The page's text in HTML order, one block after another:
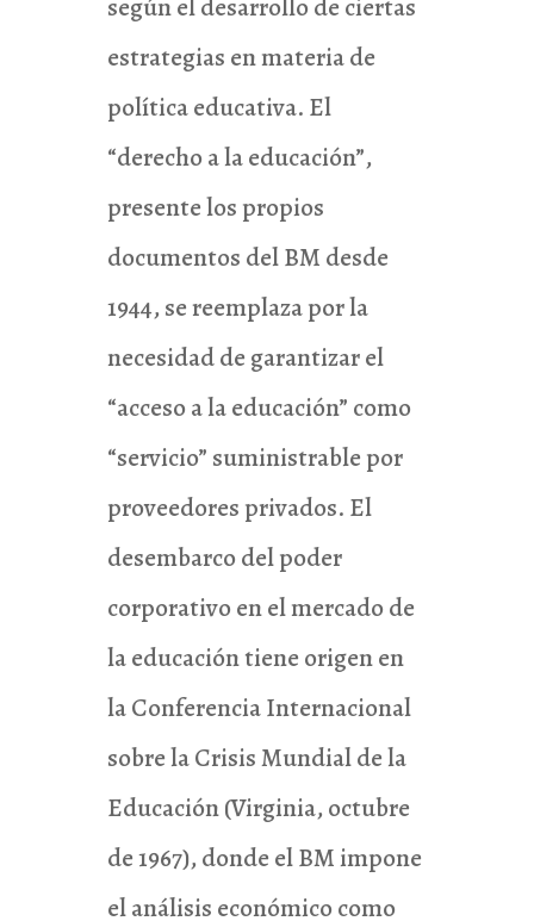
según el desarrollo de ciertas
estrategias en materia de
política educativa. El
“derecho a la educación”,
presente los propios
documentos del BM desde
1944, se reemplaza por la
necesidad de garantizar el
“acceso a la educación” como
“servicio” suministrable por
proveedores privados. El
desembarco del poder
corporativo en el mercado de
la educación tiene origen en
la Conferencia Internacional
sobre la Crisis Mundial de la
Educación (Virginia, octubre
de 1967), donde el BM impone
el análisis económico como